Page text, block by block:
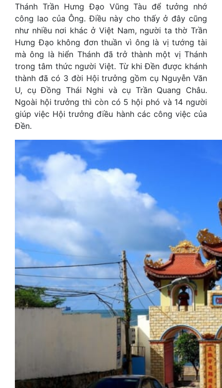
Thánh Trần Hưng Đạo Vũng Tàu để tưởng nhớ
công lao của Ông. Điều này cho thấy ở đây cũng
như nhiều nơi khác ở Việt Nam, người ta thờ Trần
Hưng Đạo không đơn thuần vì ông là vị tướng tài
mà ông là hiển Thánh đã trở thành một vị Thánh
trong tâm thức người Việt. Từ khi Đền được khánh
thành đã có 3 đời Hội trưởng gồm cụ Nguyễn Văn
U, cụ Đồng Thái Nghi và cụ Trần Quang Châu.
Ngoài hội trưởng thì còn có 5 hội phó và 14 người
giúp việc Hội trưởng điều hành các công việc của
Đền.